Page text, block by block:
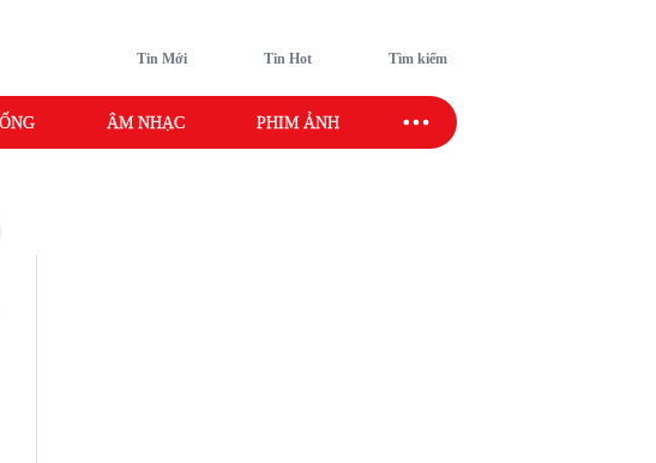
Tin Mới Tin Hot Tìm kiếm
ÂM NHẠC PHIM ẢNH SAO SPORT